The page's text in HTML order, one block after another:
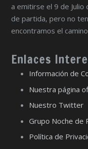
a emitirse el 9 de
de partida, pero no
encontramos el
Enlaces
Información de
Nuestra página
Nuestro Twitter
Grupo Noche de
Política de